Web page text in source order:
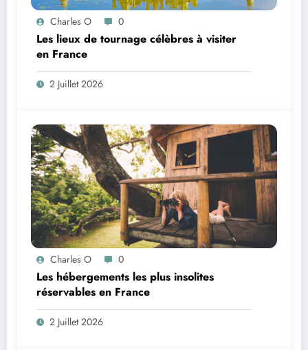
Charles O 0
Les lieux de tournage célèbres à visiter
en France
2 Juillet 2026
Charles O 0
Les hébergements les plus insolites
réservables en France
2 Juillet 2026